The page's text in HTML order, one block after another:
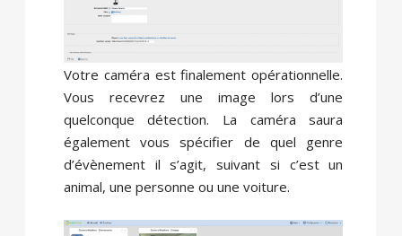
Votre caméra est finalement opérationnelle.
Vous recevrez une image lors d’une
quelconque détection. La caméra saura
également vous spécifier de quel genre
d’évènement il s’agit, suivant si c’est un
animal, une personne ou une voiture.